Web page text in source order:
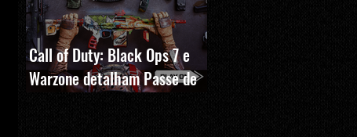
Call of Duty: Black Ops 7 e
Warzone detalham Passe de
recompensas da Temporada 5